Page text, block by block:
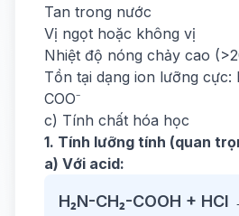
Tan trong nước
Vị ngọt hoặc không vị
Nhiệt độ nóng chảy cao
Tồn tại dạng ion lưỡng cực:
COO⁻
c) Tính chất hóa học
1. Tính lưỡng tính (quan
a) Với acid:
H₂N-CH₂-COOH + HCl